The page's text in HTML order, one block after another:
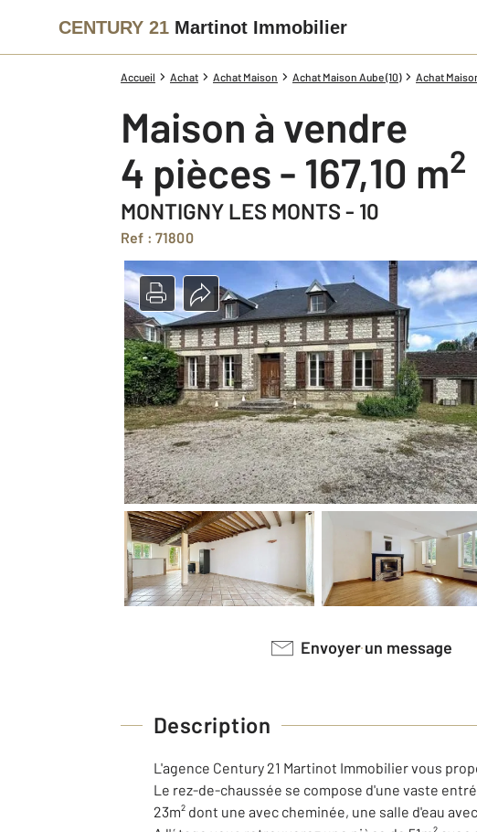
CENTURY 21 Martinot Immobilier
Accueil Achat Achat Maison Achat Maison Aube (10) Achat
Maison à vendre
4 pièces - 167,10 m2
MONTIGNY LES MONTS - 10
Ref : 71800
Envoyer un message
Description
L'agence Century 21 Martinot Immobilier vous
Le rez-de-chaussée se compose d'une vaste
23m² dont une avec cheminée, une salle d'eau